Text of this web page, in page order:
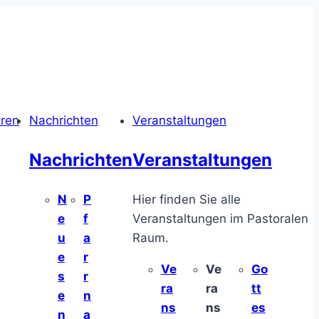
Nachrichten
Nachrichten
N
e
u
e
s
e
n
P
f
a
r
r
n
a
Veranstaltungen
Veranstaltungen
Hier finden Sie alle
Veranstaltungen im Pastoralen
Raum.
Ve
ra
ns
Ve
ra
ns
Go
tt
es